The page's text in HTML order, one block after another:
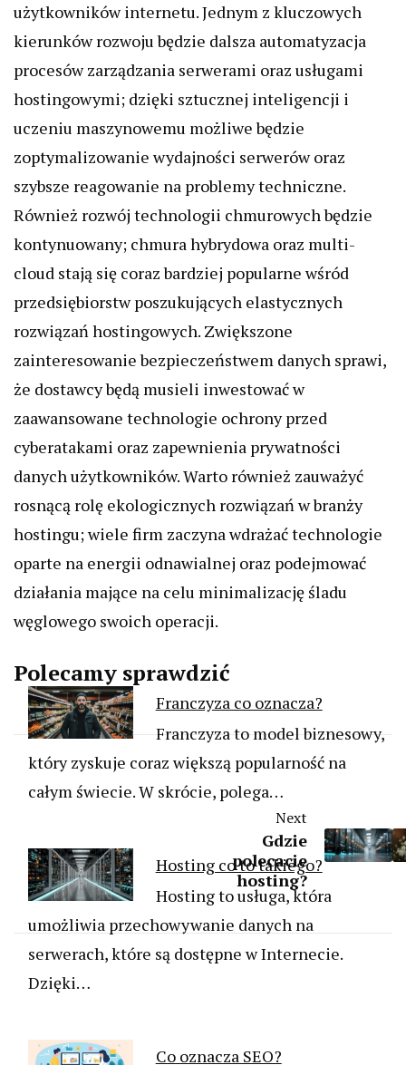
użytkowników internetu. Jednym z kluczowych
kierunków rozwoju będzie dalsza automatyzacja
procesów zarządzania serwerami oraz usługami
hostingowymi; dzięki sztucznej inteligencji i
uczeniu maszynowemu możliwe będzie
zoptymalizowanie wydajności serwerów oraz
szybsze reagowanie na problemy techniczne.
Również rozwój technologii chmurowych będzie
kontynuowany; chmura hybrydowa oraz multi-
cloud stają się coraz bardziej popularne wśród
przedsiębiorstw poszukujących elastycznych
rozwiązań hostingowych. Zwiększone
zainteresowanie bezpieczeństwem danych sprawi,
że dostawcy będą musieli inwestować w
zaawansowane technologie ochrony przed
cyberatakami oraz zapewnienia prywatności
danych użytkowników. Warto również zauważyć
rosnącą rolę ekologicznych rozwiązań w branży
hostingu; wiele firm zaczyna wdrażać technologie
oparte na energii odnawialnej oraz podejmować
działania mające na celu minimalizację śladu
węglowego swoich operacji.
Polecamy sprawdzić
Franczyza co oznacza?
Franczyza to model biznesowy,
który zyskuje coraz większą popularność na
całym świecie. W skrócie, polega…
Hosting co to takiego?
Hosting to usługa, która
umożliwia przechowywanie danych na
serwerach, które są dostępne w Internecie.
Dzięki…
Co oznacza SEO?
Next
Gdzie
polecacie
hosting?